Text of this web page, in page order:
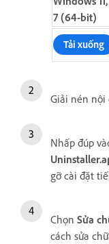
7 (64-bit)
Tải xuống
Giải nén nội
Nhấp đúp
gỡ cài đặt
Chọn Sửa
cách sửa